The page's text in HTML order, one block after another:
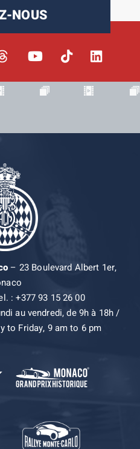
NOUS
– 23 Boulevard Albert 1er,
: +377 93 15 26 00
au vendredi, de 9h à 18h /
to Friday, 9 am to 6 pm